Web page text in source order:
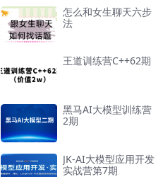
怎么和女生聊天六步
法
王道训练营C++62期
黑马AI大模型训练营
2期
JK-AI大模型应用开发
实战营第7期